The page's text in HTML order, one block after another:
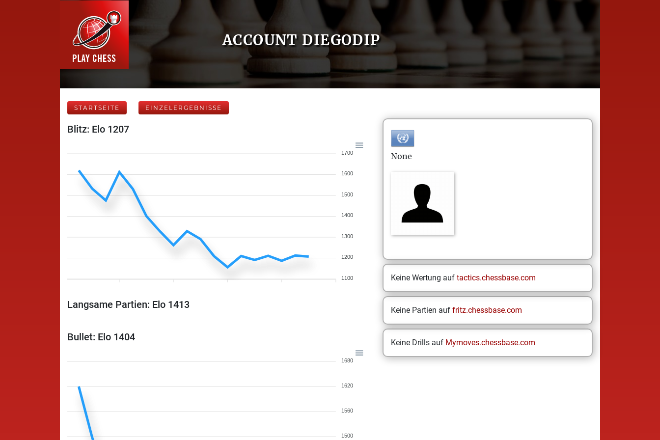
ACCOUNT DIEGODIP
STARTSEITE EINZELERGEBNISSE
Blitz: Elo 1207
1700
1600
1500
1400
1300
1200
1100
Langsame Partien: Elo 1413
Bullet: Elo 1404
1680
1620
1560
1500
None
Keine Wertung auf tactics.chessbase.com
Keine Partien auf fritz.chessbase.com
Keine Drills auf Mymoves.chessbase.com